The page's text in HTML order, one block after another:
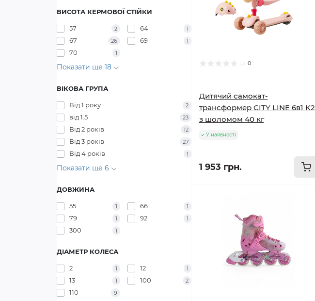
ВИСОТА КЕРМОВОЇ СТІЙКИ
57 2 64 1
67 26 69 1
70 1
Показати ще 18
ВІКОВА ГРУПА
Від 1 року 2
від 1.5 23
Від 2 років 12
Від 3 років 27
Від 4 років 1
Показати ще 6
ДОВЖИНА
55 1 66 1
79 1 92 1
300 1
ДІАМЕТР КОЛЕСА
2 1 12 1
13 1 100 2
110 9
0
Дитячий самокат-
трансформер CITY LINE 6в1 K2
з шоломом 40 кг
У наявності
1 953 грн.